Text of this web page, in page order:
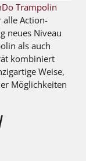
Trampolin
Action-
neues Niveau
als auch
kombiniert
Weise,
Möglichkeiten